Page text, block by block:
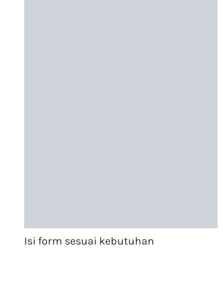
Isi form sesuai kebutuhan